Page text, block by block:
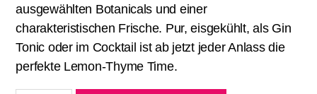
ausgewählten Botanicals und einer
charakteristischen Frische. Pur, eisgekühlt, als Gin
Tonic oder im Cocktail ist ab jetzt jeder Anlass die
perfekte Lemon-Thyme Time.